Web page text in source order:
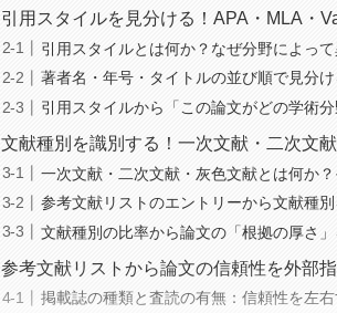
引用スタイルを見分ける！APA・MLA・
引用スタイルとは何か？なぜ分野によっ
著者名・年号・タイトルの並び順で見分
引用スタイルから「この論文がどの学術
文献種別を識別する！一次文献・二次文
一次文献・二次文献・灰色文献とは何か
参考文献リストのエントリーから文献種
文献種別の比率から論文の「根拠の厚さ
参考文献リストから論文の信頼性を外部
掲載誌の種類と査読の有無：信頼性を左